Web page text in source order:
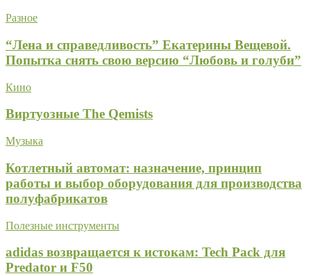
Разное
“Лена и справедливость” Екатерины Вещевой.
Попытка снять свою версию “Любовь и голуби”
Кино
Виртуозные The Qemists
Музыка
Котлетный автомат: назначение, принцип
работы и выбор оборудования для производства
полуфабрикатов
Полезные инструменты
adidas возвращается к истокам: Tech Pack для
Predator и F50